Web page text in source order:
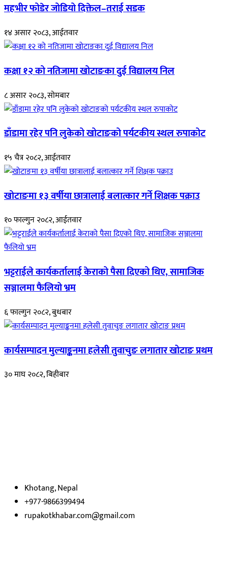
महभीर फोडेर जोडियो दिक्तेल–तराई सडक
१४ असार २०८३, आईतवार
कक्षा १२ को नतिजामा खोटाङका दुई विद्यालय निल
८ असार २०८३, सोमबार
डाँडामा रहेर पनि लुकेको खोटाङको पर्यटकीय स्थल रुपाकोट
१५ चैत्र २०८२, आईतवार
खोटाङमा १३ वर्षीया छात्रालाई बलात्कार गर्ने शिक्षक पक्राउ
१० फाल्गुन २०८२, आईतवार
भट्टराईले कार्यकर्तालाई केराको पैसा दिएको थिए, सामाजिक
सञ्जालमा फैलियो भ्रम
६ फाल्गुन २०८२, बुधबार
कार्यसम्पादन मुल्याङ्कनमा हलेसी तुवाचुङ लगातार खोटाङ प्रथम
३० माघ २०८२, बिहीबार
Khotang, Nepal
+977-9866399494
rupakotkhabar.com@gmail.com